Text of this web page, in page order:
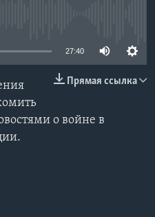
27:40
Прямая ссылка
о войне в